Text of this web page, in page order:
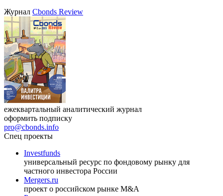
Журнал Cbonds Review
ежеквартальный аналитический журнал
оформить подписку
pro@cbonds.info
Спец проекты
Investfunds
универсальный ресурс по фондовому рынку для
частного инвестора России
Mergers.ru
проект о российском рынке M&A